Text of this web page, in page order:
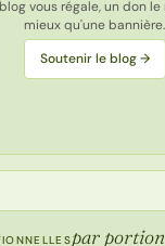
vous régale, un don
mieux qu'une bannière.
Soutenir le blog →
par portion